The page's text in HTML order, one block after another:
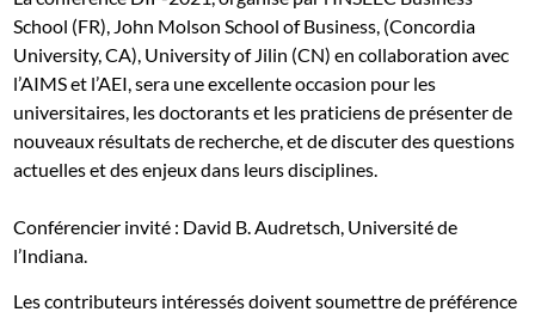
School (FR), John Molson School of Business, (Concordia
University, CA), University of Jilin (CN) en collaboration avec
l’AIMS et l’AEI, sera une excellente occasion pour les
universitaires, les doctorants et les praticiens de présenter de
nouveaux résultats de recherche, et de discuter des questions
actuelles et des enjeux dans leurs disciplines.
Conférencier invité : David B. Audretsch, Université de
l’Indiana.
Les contributeurs intéressés doivent soumettre de préférence